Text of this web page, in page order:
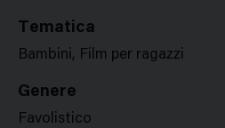
Tematica
Bambini, Film per ragazzi
Genere
Favolistico